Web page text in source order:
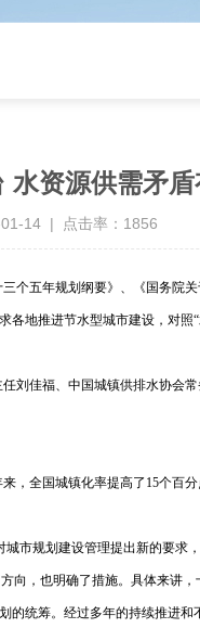
水资源供需矛
01-14 | 点击率：1856
五年规划纲要》、《国务院
地推进节水型城市建设，对
佳福、中国城镇供排水协会
全国城镇化率提高了15个百
市规划建设管理提出新的要
向，也明确了措施。具体来
的统筹。经过多年的持续推进